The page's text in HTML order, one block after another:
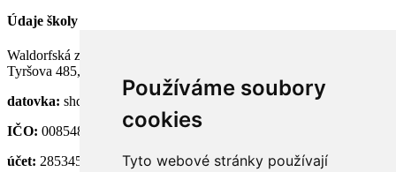
Používáme soubory
cookies
Tyto webové stránky používají
Údaje školy
Waldorfská základní a střední škola Semily, p. o.
Tyršova 485, 513 01 Semily
datovka: shdknnh
IČO: 00854824
účet: 28534581/0100